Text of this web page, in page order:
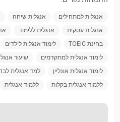
אנגלית למתחילים אנגלית שיחה
אנגלית עסקית
אנגלית ללימוד
בחינת TOEIC
לימוד אנגלית לילדים
לימוד אנגלית למתקדמים
שיעור
לימוד אנגלית אונליין
למד אנגלית
ללמוד אנגלית בקלות
ללמוד אנגלית